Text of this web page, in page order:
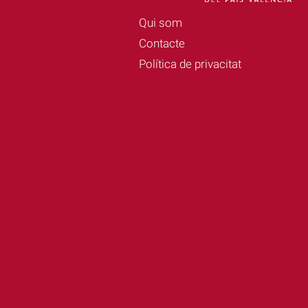
Qui som
Contacte
Política de privacitat